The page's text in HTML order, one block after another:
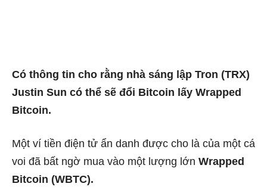
Có thông tin cho rằng nhà sáng lập Tron (TRX)
Justin Sun có thể sẽ đổi Bitcoin lấy Wrapped
Bitcoin.
Một ví tiền điện tử ẩn danh được cho là của một cá
voi đã bất ngờ mua vào một lượng lớn Wrapped
Bitcoin (WBTC).